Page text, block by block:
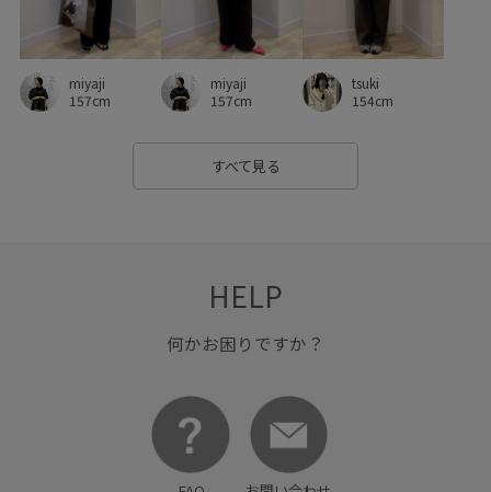
ヴィンテージ感 別注
別注アイテム 合わせやすい 大人っぽい 天然素材
小物 差し色 快適 快適な着心地 持ち運びに便利
清涼感 秋冬 秋口 程よい肉感
細見え 肌見せ 肌離れが良い
miyaji
157cm
miyaji
157cm
tsuki
154cm
すべて見る
HELP
何かお困りですか？